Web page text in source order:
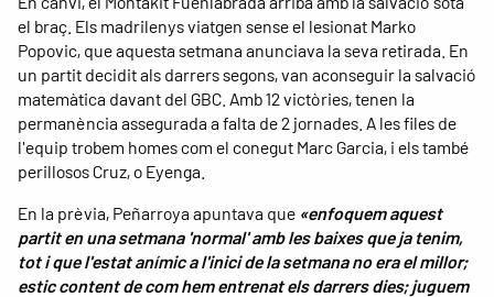
el braç. Els madrilenys viatgen sense el lesionat Marko
Popovic, que aquesta setmana anunciava la seva retirada. En
un partit decidit als darrers segons, van aconseguir la salvació
matemàtica davant del GBC. Amb 12 victòries, tenen la
permanència assegurada a falta de 2 jornades. A les files de
l'equip trobem homes com el conegut Marc Garcia, i els també
perillosos Cruz, o Eyenga.
En la prèvia, Peñarroya apuntava que «enfoquem aquest
partit en una setmana 'normal' amb les baixes que ja tenim,
tot i que l'estat anímic a l'inici de la setmana no era el millor;
estic content de com hem entrenat els darrers dies; juguem